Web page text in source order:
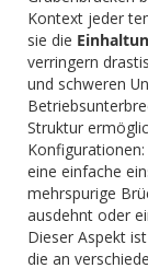
Kontext jeder
sie die
verringern
und schweren
Struktur
eine einfache
mehrspurige
ausdehnt oder
Dieser Aspekt
die an